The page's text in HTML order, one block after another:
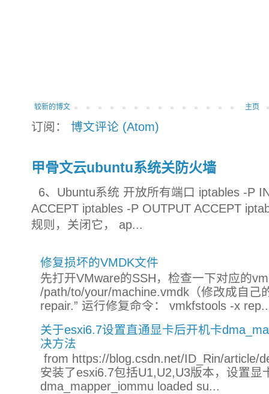
较新的博文 主页
订阅： 博文评论 (Atom)
甲骨文云ubuntu系统关防火墙
6、Ubuntu系统 开放所有端口 iptables -P
ACCEPT iptables -P OUTPUT ACCEPT
规则，关闭它， ap...
修复损坏的VMDK文件
先打开VMware的SSH，检查一下对应的
/path/to/your/machine.vmdk（修改成自己
repair.” 运行修复命令： vmkfstools -x
关于esxi6.7设置直通显卡后开机卡
决方法
from https://blog.csdn.net/ID_Rin/
安装了esxi6.7包括U1,U2,U3版本，设置显
dma_mapper_iommu loaded su...